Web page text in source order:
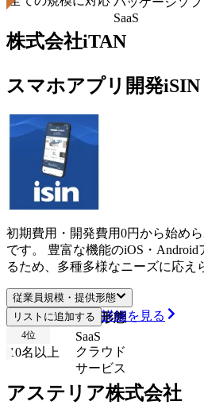
SaaS
株式会社iTAN
スマホアプリ開発iSIN
初期費用・開発費用0円から始め
です。 豊富な機能のiOS・
るため、多種多様なニーズに応え
従業員規模・提供形態
従業員規模 提供形態
10名以上
SaaS
クラウド
サービス
リストに追加する 詳細を見る
4位
アステリア株式会社